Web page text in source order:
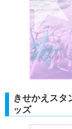
きせかえスタ
ッズ